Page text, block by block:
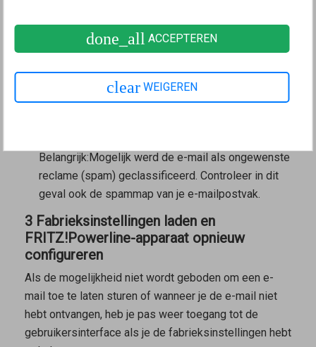
Haal de e-mail op met het apparaat waarmee je de
push-service-e-mail hebt aangevraagd en volg de
ontvangen, dan zijn óf de e-mailaccountgegevens
onjuist ingevoerd bij de push-service, óf
Belangrijk:Mogelijk werd de e-mail als ongewenste
reclame (spam) geclassificeerd. Controleer in dit
geval ook de spammap van je e-mailpostvak.
3 Fabrieksinstellingen laden en
FRITZ!Powerline-apparaat opnieuw
configureren
Als de mogelijkheid niet wordt geboden om een e-
mail toe te laten sturen of wanneer je de e-mail niet
hebt ontvangen, heb je pas weer toegang tot de
gebruikersinterface als je de fabrieksinstellingen hebt
done_all ACCEPTEREN
clear WEIGEREN